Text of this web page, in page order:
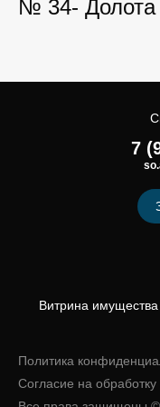
№ 34-
Витрина имущества
Политика
Согласие на
7